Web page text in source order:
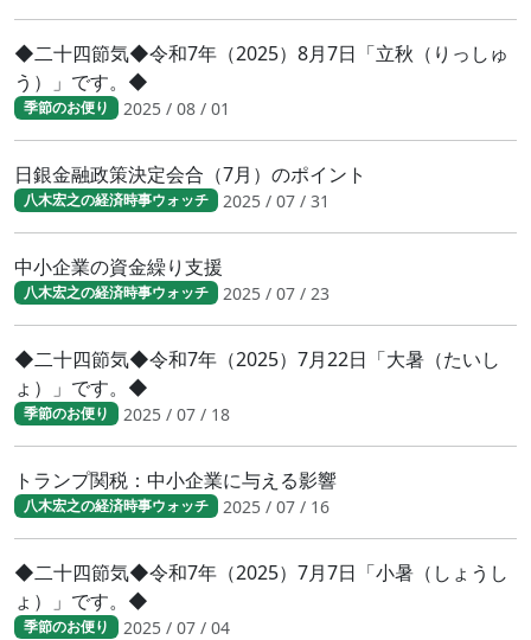
◆二十四節気◆令和7年（2025）8月7日「立秋（りっしゅ
う）」です。◆
季節のお便り 2025 / 08 / 01
日銀金融政策決定会合（7月）のポイント
八木宏之の経済時事ウォッチ 2025 / 07 / 31
中小企業の資金繰り支援
八木宏之の経済時事ウォッチ 2025 / 07 / 23
◆二十四節気◆令和7年（2025）7月22日「大暑（たいし
ょ）」です。◆
季節のお便り 2025 / 07 / 18
トランプ関税：中小企業に与える影響
八木宏之の経済時事ウォッチ 2025 / 07 / 16
◆二十四節気◆令和7年（2025）7月7日「小暑（しょうし
ょ）」です。◆
季節のお便り 2025 / 07 / 04